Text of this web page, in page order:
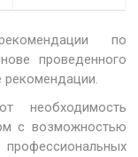
по
проведенного
необходимость
с возможностью